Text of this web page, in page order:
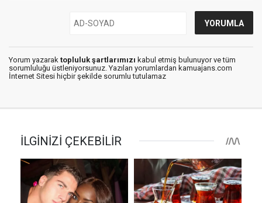
Yorum yazarak topluluk şartlarımızı kabul etmiş bulunuyor ve tüm
sorumluluğu üstleniyorsunuz. Yazılan yorumlardan kamuajans.com
İnternet Sitesi hiçbir şekilde sorumlu tutulamaz